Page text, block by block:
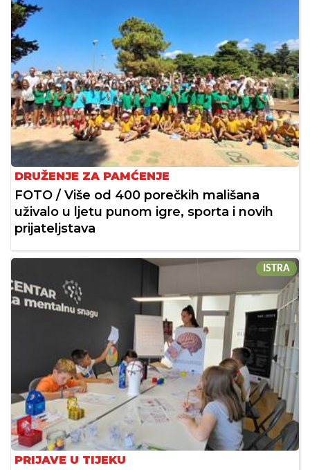
DRUŽENJE ZA PAMĆENJE
FOTO / Više od 400 porečkih mališana
uživalo u ljetu punom igre, sporta i novih
prijateljstava
ISTRA
PRIJAVE U TIJEKU